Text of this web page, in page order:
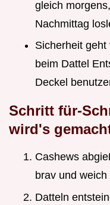
gleich
Nachmittag
Sicherheit
beim Dattel
Deckel
Schritt für-
wird's
Cashews
brav und weich
Datteln